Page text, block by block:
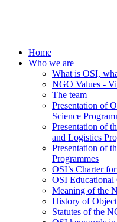
Home
Who we are
What is OSI,
NGO Values -
The team
Presentation of
Science
Presentation of
and Logistics
Presentation of
Programmes
OSI’s Charter
OSI Educational
Meaning of the
History of
Statutes of the